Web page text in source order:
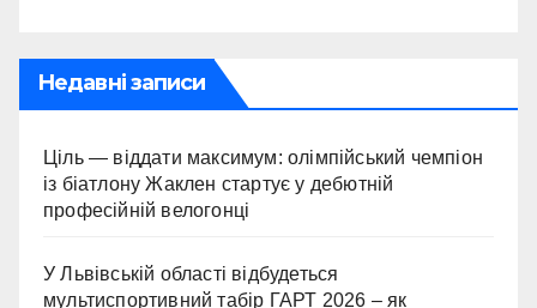
Недавні записи
Ціль — віддати максимум: олімпійський чемпіон
із біатлону Жаклен стартує у дебютній
професійній велогонці
У Львівській області відбудеться
мультиспортивний табір ГАРТ 2026 – як